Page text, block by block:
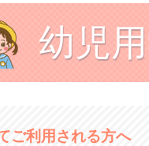
幼児用
ご利用される方へ